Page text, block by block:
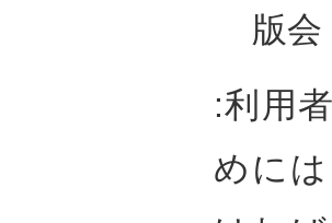
版会
:利用
めに